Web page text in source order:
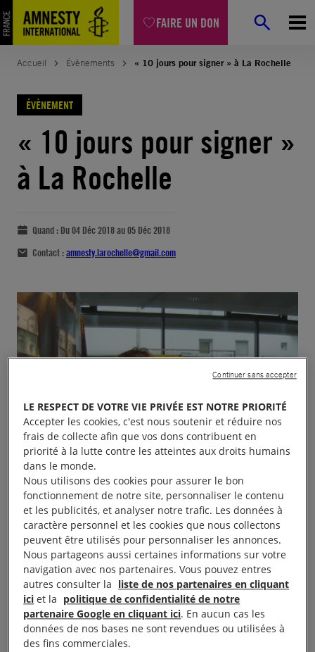
FAIRE UN DON
Accueil Évènements « 10 jours pour signer » à La Rochelle
ÉVÈNEMENT
« 10 jours pour signer »
à La Rochelle
Quand : Du 04 Déc 2018 au 05 Déc 2018
Contact :amnesty.larochelle@gmail.com
Le public, et plus particulièrement les étudiants
LE RESPECT DE VOTRE VIE PRIVÉE EST NOTRE PRIORITÉ
Accepter les cookies, c'est nous soutenir et réduire nos
frais de collecte afin que vos dons contribuent en
priorité à la lutte contre les atteintes aux droits humains
dans le monde.
Nous utilisons des cookies pour assurer le bon
fonctionnement de notre site, personnaliser le contenu
et les publicités, et analyser notre trafic. Les données à
caractère personnel et les cookies que nous collectons
peuvent être utilisés pour personnaliser les annonces.
Nous partageons aussi certaines informations sur votre
navigation avec nos partenaires. Vous pouvez entres
autres consulter la liste de nos partenaires en cliquant
ici et la politique de confidentialité de notre
partenaire Google en cliquant ici. En aucun cas les
données de nos bases ne sont revendues ou utilisées à
des fins commerciales.
Continuer sans accepter